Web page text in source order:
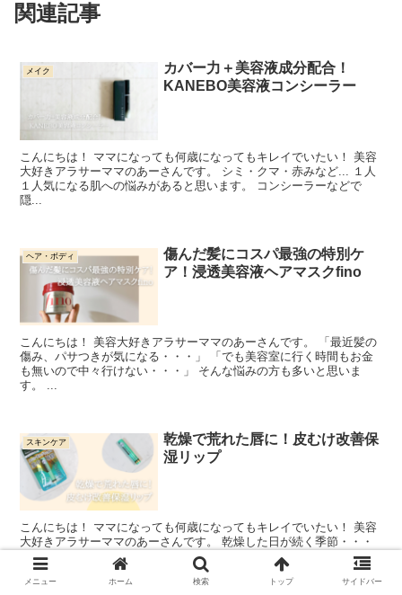
関連記事
メイク
カバー力＋美容液成分配合！
KANEBO美容液コンシーラー
こんにちは！ ママになっても何歳になってもキレイでいたい！ 美容
大好きアラサーママのあーさんです。 シミ・クマ・赤みなど... １人
１人気になる肌への悩みがあると思います。 コンシーラーなどで
隠...
ヘア・ボディ
傷んだ髪にコスパ最強の特別ケ
ア！浸透美容液ヘアマスクfino
こんにちは！ 美容大好きアラサーママのあーさんです。 「最近髪の
傷み、パサつきが気になる・・・」 「でも美容室に行く時間もお金
も無いので中々行けない・・・」 そんな悩みの方も多いと思いま
す。 ...
スキンケア
乾燥で荒れた唇に！皮むけ改善保
湿リップ
こんにちは！ ママになっても何歳になってもキレイでいたい！ 美容
大好きアラサーママのあーさんです。 乾燥した日が続く季節・・・
肌の乾燥も気になりますが唇の皮がむけたり、荒れたりしていません
か？ ...
メニュー ホーム 検索 トップ サイドバー